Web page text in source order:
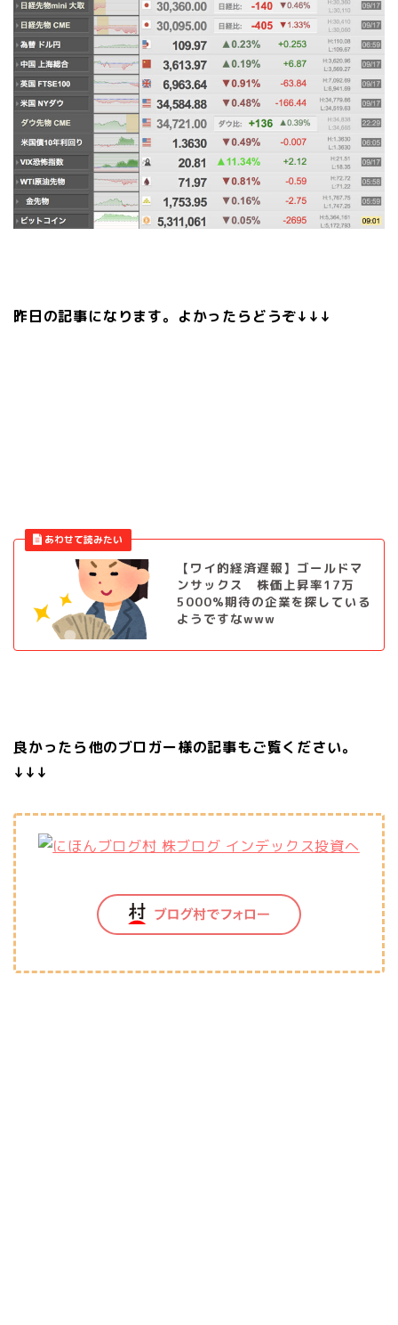
昨日の記事になります。よかったらどうぞ↓↓↓
【ワイ的経済遅報】ゴールドマ
ンサックス 株価上昇率17万
5000%期待の企業を探している
ようですなwww
良かったら他のブロガー様の記事もご覧ください。
↓↓↓